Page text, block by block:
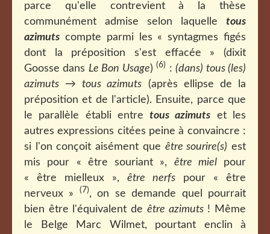
parce qu'elle contrevient à la thèse
communément admise selon laquelle tous
azimuts compte parmi les « syntagmes figés
dont la préposition s'est effacée » (dixit
Goosse dans Le Bon Usage)(6) :(dans) tous (les)
azimuts →tous azimuts (après ellipse de la
préposition et de l'article). Ensuite, parce que
le parallèle établi entretous azimuts et les
autres expressions citées peine à convaincre :
si l'on conçoit aisément que être sourire(s) est
mis pour « être souriant », être mielpour
« être mielleux », être nerfs pour « être
nerveux »
(7), on se demande quel pourrait
bien être l'équivalent de être azimuts! Même
le Belge Marc Wilmet, pourtant enclin à